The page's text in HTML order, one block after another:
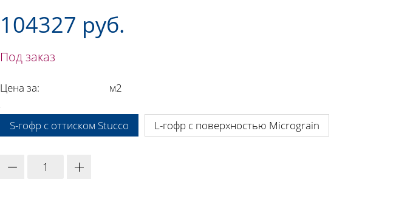
104327 руб.
Под заказ
Цена за: м2
S-гофр с оттиском Stucco L-гофр с поверхностью Micrograin